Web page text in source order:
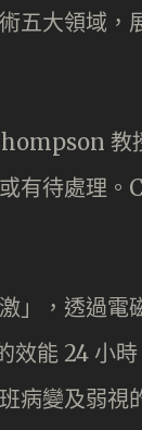
五大領域
教
有待處理。
」，透過
效能 24 小
病變及弱